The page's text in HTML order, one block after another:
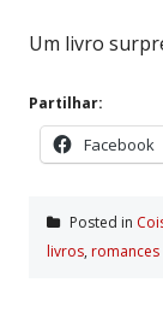
Um livro
Partilhar:
Facebook
Posted in
livros, romances